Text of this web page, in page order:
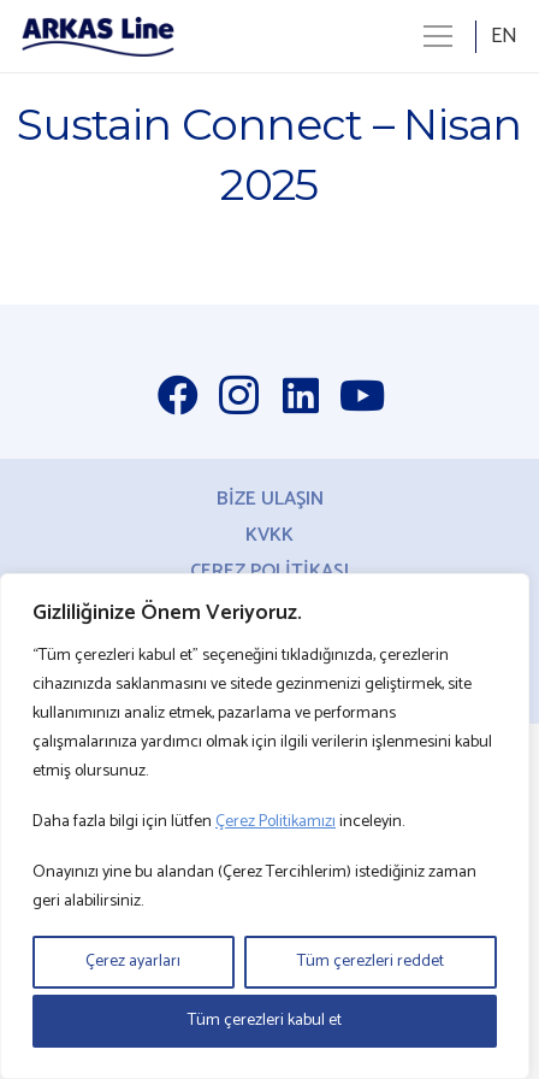
Gizliliğinize Önem Veriyoruz.
“Tüm çerezleri kabul et” seçeneğini tıkladığınızda, çerezlerin
cihazınızda saklanmasını ve sitede gezinmenizi geliştirmek, site
kullanımınızı analiz etmek, pazarlama ve performans
çalışmalarınıza yardımcı olmak için ilgili verilerin işlenmesini kabul
etmiş olursunuz.
Daha fazla bilgi için lütfenÇerez Politikamızıinceleyin.
Onayınızı yine bu alandan (Çerez Tercihlerim) istediğiniz zaman
geri alabilirsiniz.
Çerez ayarları Tüm çerezleri reddet
Tüm çerezleri kabul et
EN
Sustain Connect – Nisan
2025
BİZE ULAŞIN
KVKK
ÇEREZ POLİTİKASI
BİLGİ TOPLUMU HİZMETLERİ
©2024 Arkas Konteyner Taşımacılık A.Ş. – Bu sitede kullanılan resim ve belgeler
orijinal olup tüm hakları ARKAS’a aittir.
İzinsiz kullanılamaz. Site Kullanım Koşulları ve Gizlilik Politikası